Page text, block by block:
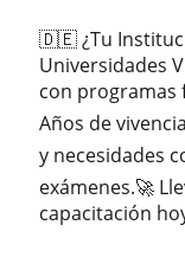
🇩🇪 ¿Tu
Universidades
con programas
Años de
y necesidades
exámenes.🚀
capacitación